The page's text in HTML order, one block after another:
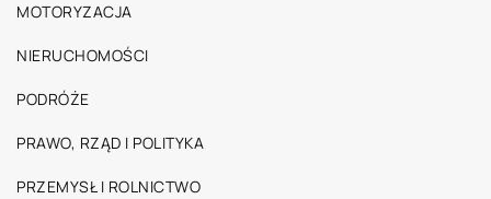
MOTORYZACJA
NIERUCHOMOŚCI
PODRÓŻE
PRAWO, RZĄD I POLITYKA
PRZEMYSŁ I ROLNICTWO